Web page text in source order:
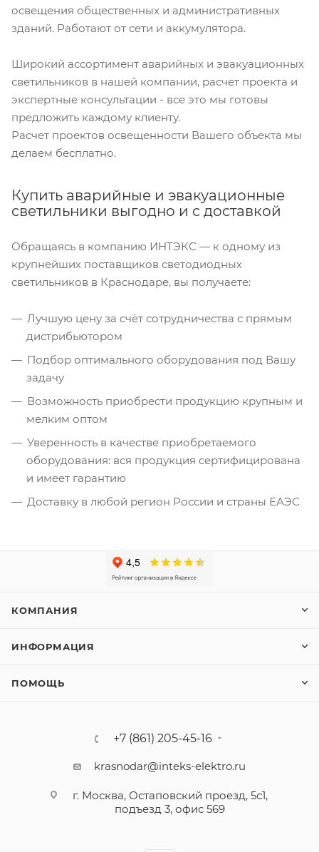
освещения общественных и административных
зданий. Работают от сети и аккумулятора.
Широкий ассортимент аварийных и эвакуационных
светильников в нашей компании, расчет проекта и
экспертные консультации - все это мы готовы
предложить каждому клиенту.
Расчет проектов освещенности Вашего объекта мы
делаем бесплатно.
Купить аварийные и эвакуационные
светильники выгодно и с доставкой
Обращаясь в компанию ИНТЭКС — к одному из
крупнейших поставщиков светодиодных
светильников в Краснодаре, вы получаете:
Лучшую цену за счёт сотрудничества с прямым
дистрибьютором
Подбор оптимального оборудования под Вашу
задачу
Возможность приобрести продукцию крупным и
мелким оптом
Уверенность в качестве приобретаемого
оборудования: вся продукция сертифицирована
и имеет гарантию
Доставку в любой регион России и страны ЕАЭС
КОМПАНИЯ
ИНФОРМАЦИЯ
ПОМОЩЬ
+7 (861) 205-45-16
krasnodar@inteks-elektro.ru
г. Москва, Остаповский проезд, 5с1,
подъезд 3, офис 569